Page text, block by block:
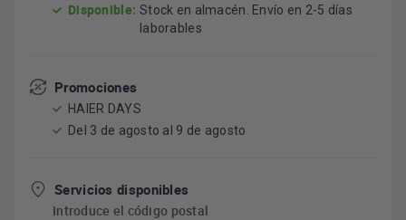
Disponible: Stock en almacén. Envío en 2-5 días
laborables
Promociones
HAIER DAYS
Del 3 de agosto al 9 de agosto
Servicios disponibles
Introduce el código postal